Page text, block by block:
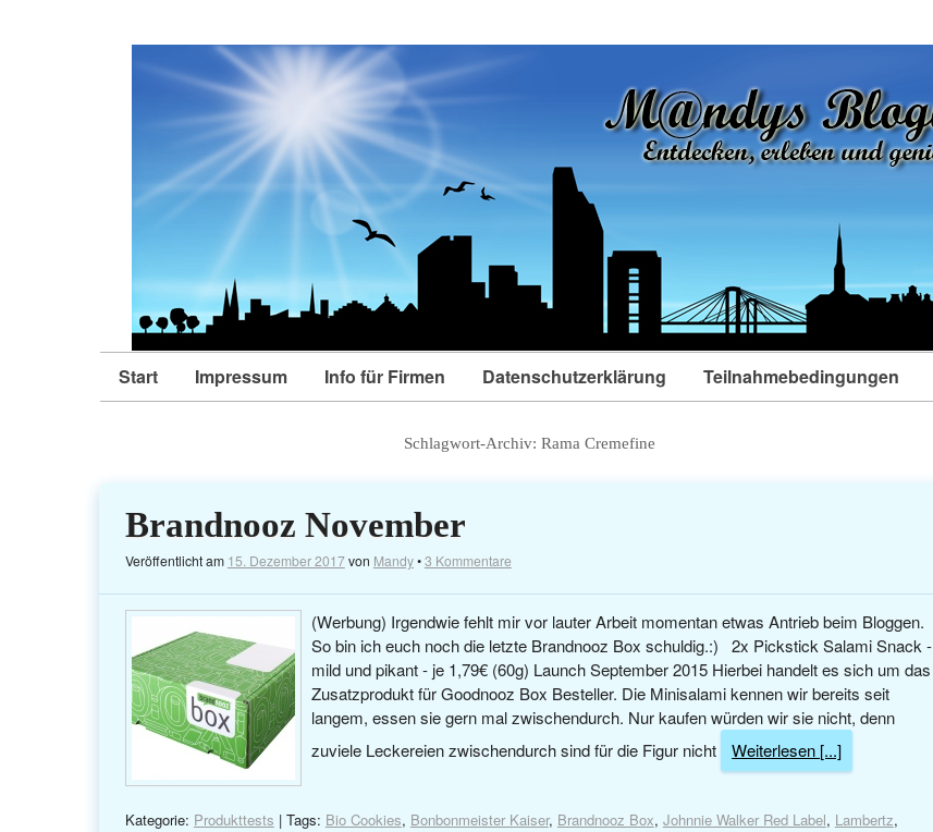
Start Impressum Info für Firmen Datenschutzerklärung Teilnahmebedingungen
Schlagwort-Archiv: Rama Cremefine
Brandnooz November
Veröffentlicht am 15. Dezember 2017von Mandy•3 Kommentare
(Werbung) Irgendwie fehlt mir vor lauter Arbeit momentan etwas Antrieb beim Bloggen.
So bin ich euch noch die letzte Brandnooz Box schuldig.:) 2x Pickstick Salami Snack -
mild und pikant - je 1,79€ (60g) Launch September 2015 Hierbei handelt es sich um das
Zusatzprodukt für Goodnooz Box Besteller. Die Minisalami kennen wir bereits seit
langem, essen sie gern mal zwischendurch. Nur kaufen würden wir sie nicht, denn
zuviele Leckereien zwischendurch sind für die Figur nicht
Weiterlesen [...]
Kategorie: Produkttests | Tags: Bio Cookies, Bonbonmeister Kaiser, Brandnooz Box, Johnnie Walker Red Label, Lambertz,